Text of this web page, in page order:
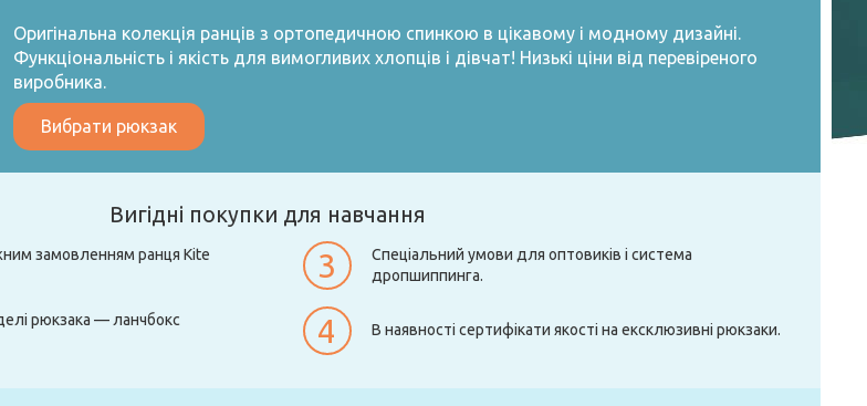
Оригінальна колекція ранців з ортопедичною спинкою в цікавому і модному дизайні.
Функціональність і якість для вимогливих хлопців і дівчат! Низькі ціни від перевіреного
виробника.
Вибрати рюкзак
Вигідні покупки для навчання
замовленням ранця Kite
рюкзака — ланчбокс
3
Спеціальний умови для оптовиків і система
дропшиппинга.
4 В наявності сертифікати якості на ексклюзивні рюкзаки.